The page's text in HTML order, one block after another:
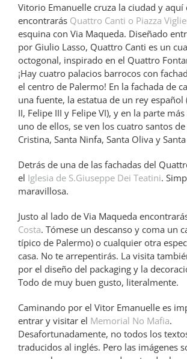
Vitorio Emanuelle cruza la ciudad y aquí
encontrarás Quattro Canti o Piazza
esquina con Via Maqueda. Diseñado
por Giulio Lasso, Quattro Canti es un
octogonal, inspirado en el Quattro
¡Hay cuatro palacios barrocos con
el centro de Palermo! En la fachada de
una fuente, la estatua de un rey español
II, Felipe III y Felipe VI), y en la parte
uno de ellos, se ven los cuatro santos
Cristina, Santa Ninfa, Santa Oliva y
Detrás de una de las fachadas del
el Iglesia de S.Giuseppe Dei Teatini.
maravillosa.
Justo al lado de Via Maqueda
Costa. Tómese un descanso y coma un
típico de Palermo) o cualquier otra
casa. No te arrepentirás. La visita
por el diseño del packaging y la
Todo de muy buen gusto, literalmente.
Caminando por el Vitor Emanuelle es
entrar y visitar el Memorial No Mafia.
Desafortunadamente, no todos los
traducidos al inglés. Pero las imágenes